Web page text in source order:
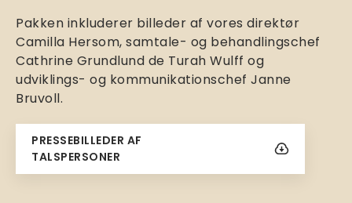
Pakken inkluderer billeder af vores direktør
Camilla Hersom, samtale- og behandlingschef
Cathrine Grundlund de Turah Wulff og
udviklings- og kommunikationschef Janne
Bruvoll.
PRESSEBILLEDER AF
TALSPERSONER
Downl